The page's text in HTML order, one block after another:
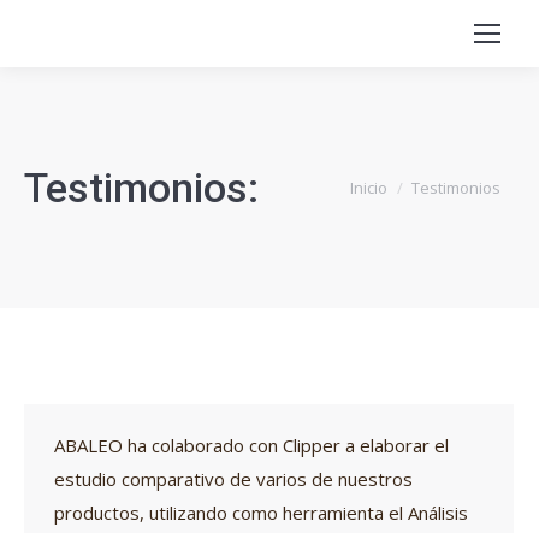
Testimonios: Estás aquí:
Inicio Testimonios
ABALEO ha colaborado con Clipper a elaborar el
estudio comparativo de varios de nuestros
productos, utilizando como herramienta el Análisis